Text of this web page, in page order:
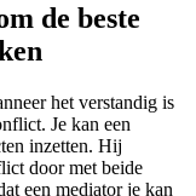
de beste
het verstandig is
Je kan een
inzetten. Hij
door met beide
een mediator je kan